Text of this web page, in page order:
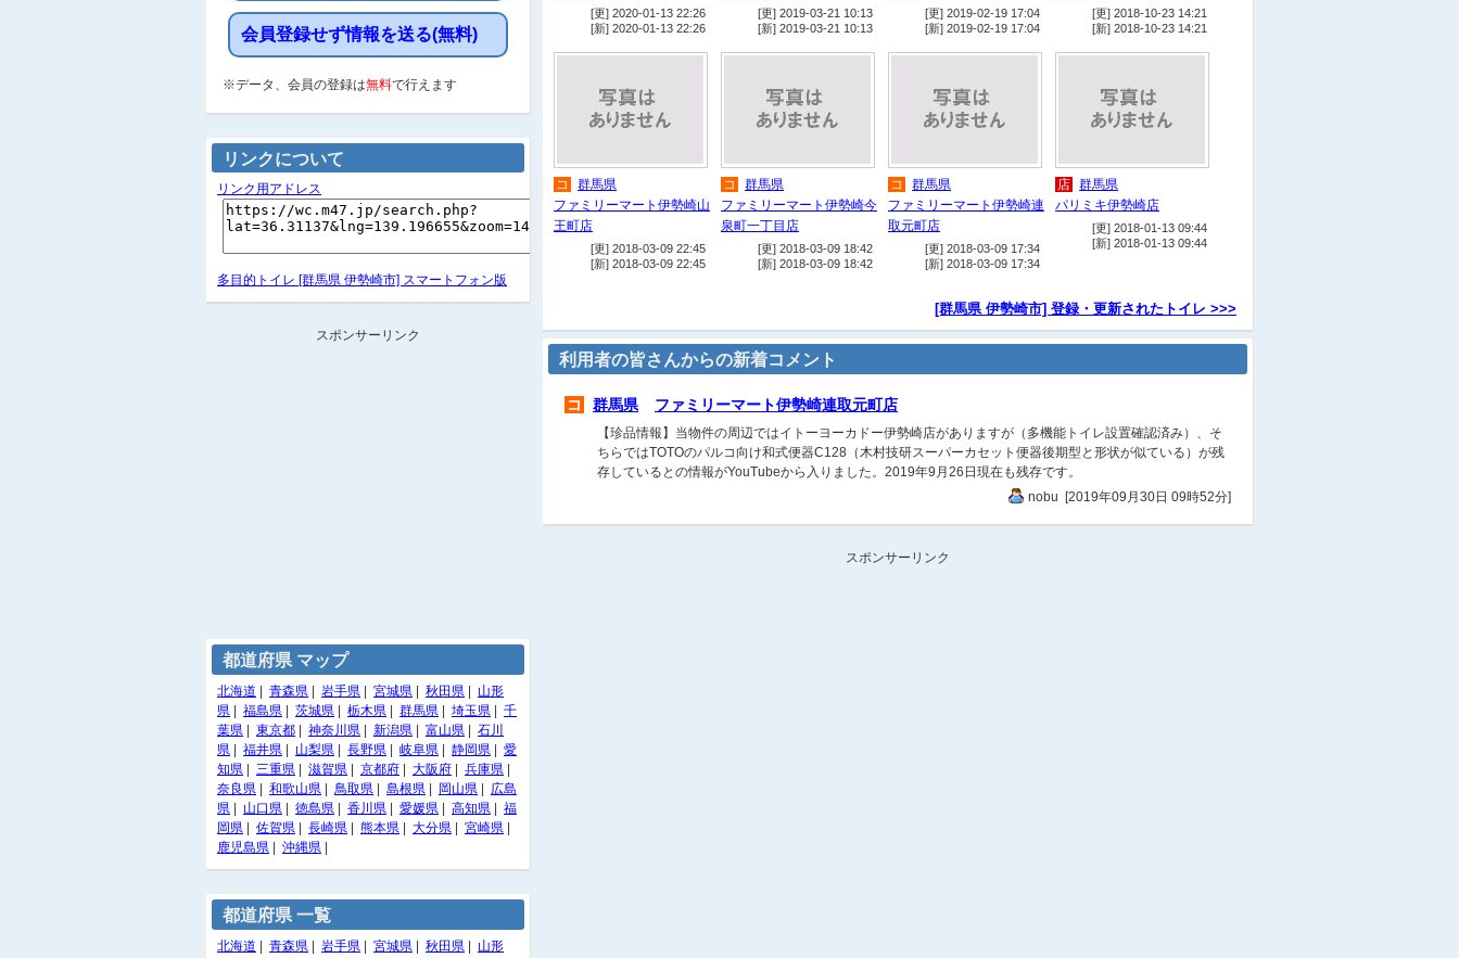
[更] 2020-01-13 22:26
[新] 2020-01-13 22:26
[更] 2019-03-21 10:13
[新] 2019-03-21 10:13
[更] 2019-02-19 17:04
[新] 2019-02-19 17:04
[更] 2018-10-23 14:21
[新] 2018-10-23 14:21
コ
群馬県
ファミリーマート伊勢崎山
王町店
[更] 2018-03-09 22:45
[新] 2018-03-09 22:45
コ
群馬県
ファミリーマート伊勢崎今
泉町一丁目店
[更] 2018-03-09 18:42
[新] 2018-03-09 18:42
コ
群馬県
ファミリーマート伊勢崎連
取元町店
[更] 2018-03-09 17:34
[新] 2018-03-09 17:34
店 群馬県
パリミキ伊勢崎店
[更] 2018-01-13 09:44
[新] 2018-01-13 09:44
[群馬県 伊勢崎市] 登録・更新されたトイレ >>>
利用者の皆さんからの新着コメント
コ 群馬県 ファミリーマート伊勢崎連取元町店
【珍品情報】当物件の周辺ではイトーヨーカドー伊勢崎店がありますが（多機能トイレ設置確認済み）、そ
ちらではTOTOのパルコ向け和式便器C128（木村技研スーパーカセット便器後期型と形状が似ている）が残
存しているとの情報がYouTubeから入りました。2019年9月26日現在も残存です。
nobu [2019年09月30日 09時52分]
スポンサーリンク
会員登録せず情報を送る(無料)
※データ、会員の登録は無料で行えます
リンクについて
リンク用アドレス
多目的トイレ [群馬県 伊勢崎市] スマートフォン版
スポンサーリンク
都道府県 マップ
北海道 青森県 岩手県 宮城県 秋田県
山形
県
福島県 茨城県 栃木県 群馬県 埼玉県
千
葉県
東京都 神奈川県 新潟県 富山県
石川
県
福井県 山梨県 長野県 岐阜県 静岡県
愛
知県
三重県 滋賀県 京都府 大阪府 兵庫県
奈良県
和歌山県 鳥取県 島根県 岡山県
広島
県
山口県 徳島県 香川県 愛媛県 高知県
福
岡県
佐賀県 長崎県 熊本県 大分県 宮崎県
鹿児島県
沖縄県
都道府県 一覧
北海道 | 青森県 | 岩手県 | 宮城県 | 秋田県 | 山形